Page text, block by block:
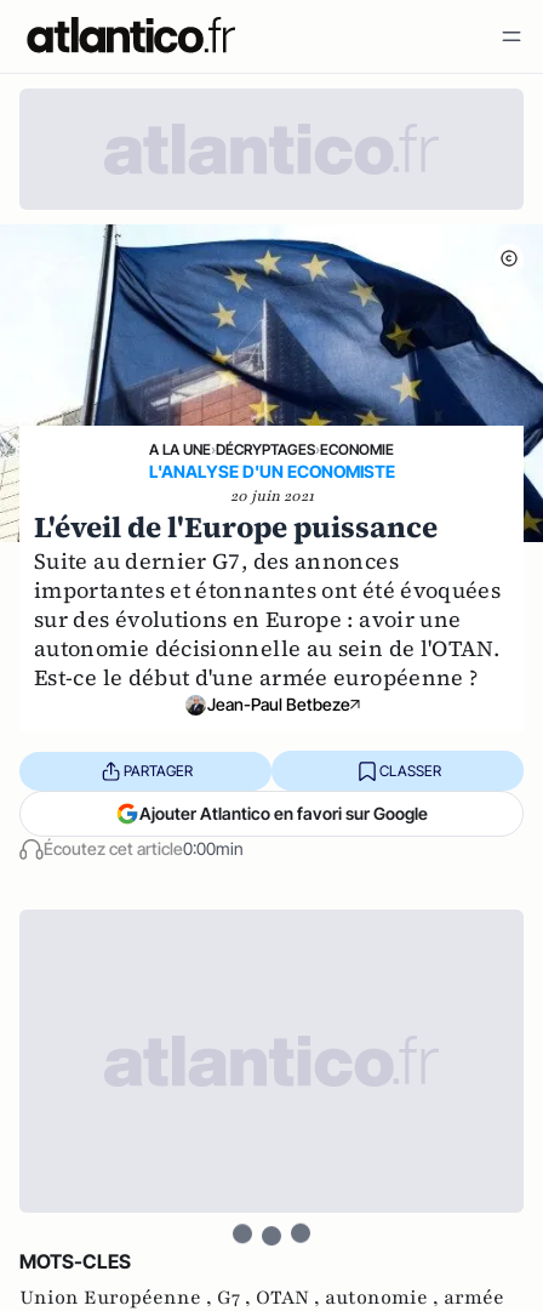
A LA UNE›DÉCRYPTAGES›ECONOMIE
L'ANALYSE D'UN ECONOMISTE
20 juin 2021
L'éveil de l'Europe puissance
Suite au dernier G7, des annonces
importantes et étonnantes ont été évoquées
sur des évolutions en Europe : avoir une
autonomie décisionnelle au sein de l'OTAN.
Est-ce le début d'une armée européenne ?
Jean-Paul Betbeze
Écoutez cet article0:00min
PARTAGER CLASSER
Ajouter Atlantico en favori sur Google
MOTS-CLES
Union Européenne , G7 , OTAN , autonomie , armée